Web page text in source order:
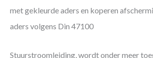
met gekleurde aders en koperen
aders volgens Din 47100
Stuurstroomleiding, wordt onder meer